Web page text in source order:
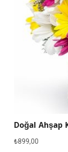
Doğal
₺899,00